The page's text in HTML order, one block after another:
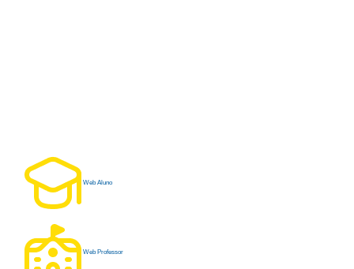
Web Aluno
Web Professor